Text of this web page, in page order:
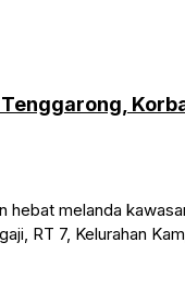
hebat melanda
RT 7, Kelurahan